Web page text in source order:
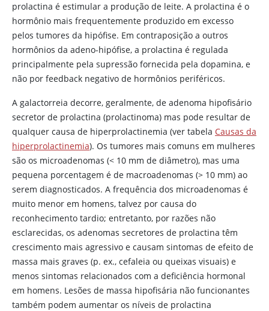
prolactina é estimular a produção de leite. A prolactina é o
hormônio mais frequentemente produzido em excesso
pelos tumores da hipófise. Em contraposição a outros
hormônios da adeno-hipófise, a prolactina é regulada
principalmente pela supressão fornecida pela dopamina, e
não por feedback negativo de hormônios periféricos.
A galactorreia decorre, geralmente, de adenoma hipofisário
secretor de prolactina (prolactinoma) mas pode resultar de
qualquer causa de hiperprolactinemia (ver tabela Causas da
hiperprolactinemia). Os tumores mais comuns em mulheres
são os microadenomas (< 10 mm de diâmetro), mas uma
pequena porcentagem é de macroadenomas (> 10 mm) ao
serem diagnosticados. A frequência dos microadenomas é
muito menor em homens, talvez por causa do
reconhecimento tardio; entretanto, por razões não
esclarecidas, os adenomas secretores de prolactina têm
crescimento mais agressivo e causam sintomas de efeito de
massa mais graves (p. ex., cefaleia ou queixas visuais) e
menos sintomas relacionados com a deficiência hormonal
em homens. Lesões de massa hipofisária não funcionantes
também podem aumentar os níveis de prolactina